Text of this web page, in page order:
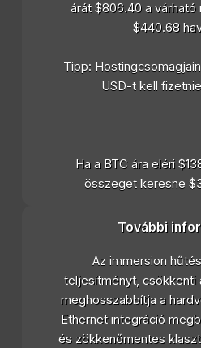
árát $806.40 a
$440.68
Tipp:
USD-t kell
Ha a BTC ára eléri
összeget keresne
További
Az immersion
teljesítményt, csökkenti
meghosszabbítja a
Ethernet integráció
és zökkenőmentes